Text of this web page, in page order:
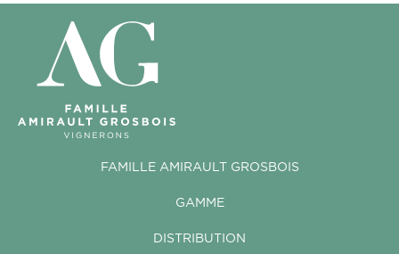
FAMILLE AMIRAULT GROSBOIS
GAMME
DISTRIBUTION